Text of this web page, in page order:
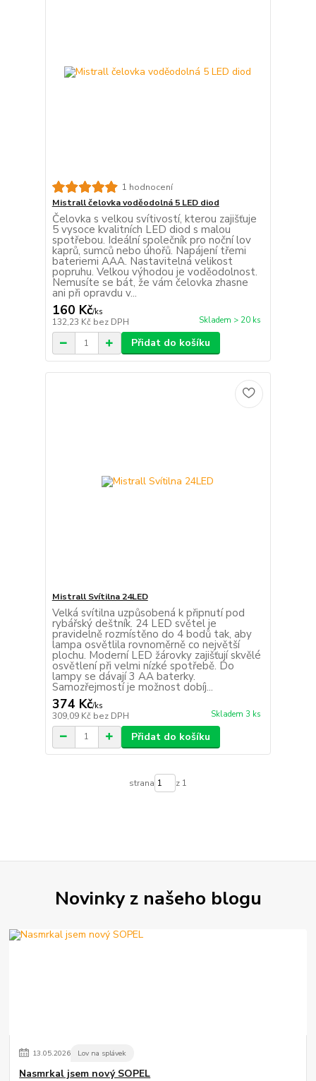
1 hodnocení
Mistrall čelovka voděodolná 5 LED diod
Čelovka s velkou svítivostí, kterou zajišťuje
5 vysoce kvalitních LED diod s malou
spotřebou. Ideální společník pro noční lov
kaprů, sumců nebo úhořů. Napájení třemi
bateriemi AAA. Nastavitelná velikost
popruhu. Velkou výhodou je voděodolnost.
Nemusíte se bát, že vám čelovka zhasne
ani při opravdu v...
160 Kč/ks
132,23 Kč bez DPH Skladem > 20 ks
Přidat do košíku
Mistrall Svítilna 24LED
Velká svítilna uzpůsobená k připnutí pod
rybářský deštník. 24 LED světel je
pravidelně rozmístěno do 4 bodů tak, aby
lampa osvětlila rovnoměrně co největší
plochu. Moderní LED žárovky zajišťují skvělé
osvětlení při velmi nízké spotřebě. Do
lampy se dávají 3 AA baterky.
Samozřejmostí je možnost dobíj...
374 Kč/ks
309,09 Kč bez DPH Skladem 3 ks
Přidat do košíku
strana z 1
Novinky z našeho blogu
13.05.2026 Lov na splávek
Nasmrkal jsem nový SOPEL